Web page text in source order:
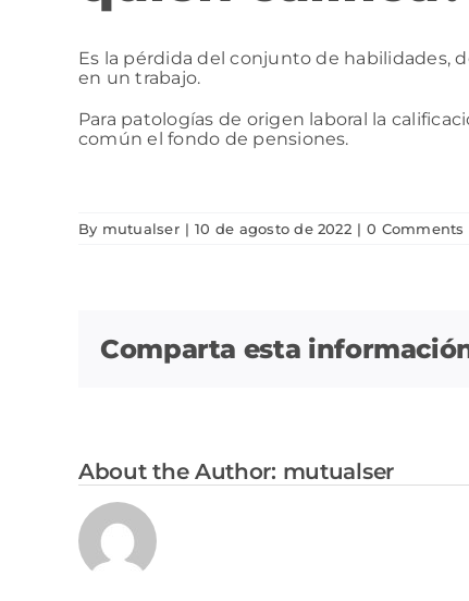
Es la pérdida del conjunto de habilidades,
en un trabajo.
Para patologías de origen laboral la
común el fondo de pensiones.
By mutualser | 10 de agosto de 2022 | 0 Comments
Comparta esta
About the Author: mutualser